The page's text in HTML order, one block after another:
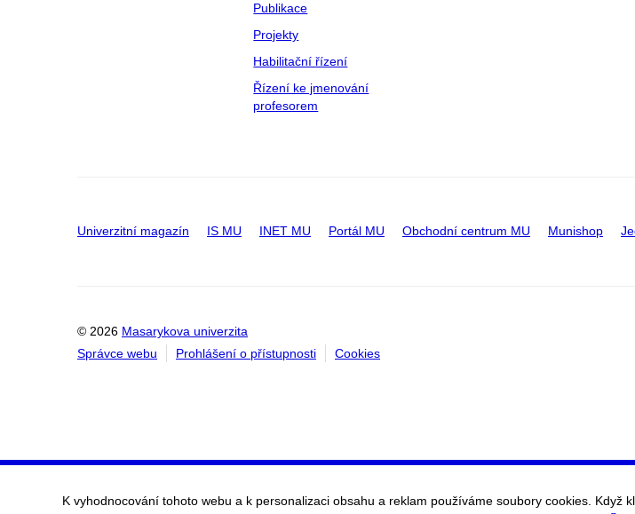
Publikace
Projekty
Habilitační řízení
Řízení ke jmenování
profesorem
Univerzitní magazín IS MU INET MU Portál MU Obchodní centrum MU Munishop
© 2026 Masarykova univerzita
Správce webu
Prohlášení o přístupnosti Cookies
K vyhodnocování tohoto webu a k personalizaci obsahu a reklam používáme soubory cookies. Když